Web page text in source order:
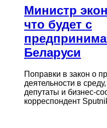
Министр
что будет с
Беларуси
Поправки в закон о
деятельности в
депутаты и бизнес-
корреспондент